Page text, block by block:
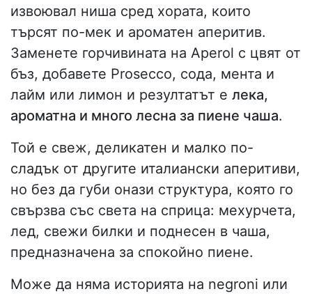
извоювал ниша сред хората, които
търсят по-мек и ароматен аперитив.
Заменете горчивината на Aperol с цвят от
бъз, добавете Prosecco, сода, мента и
лайм или лимон и резултатът е лека,
ароматна и много лесна за пиене чаша.
Той е свеж, деликатен и малко по-
сладък от другите италиански аперитиви,
но без да губи онази структура, която го
свързва със света на сприца: мехурчета,
лед, свежи билки и поднесен в чаша,
предназначена за спокойно пиене.
Може да няма историята на negroni или